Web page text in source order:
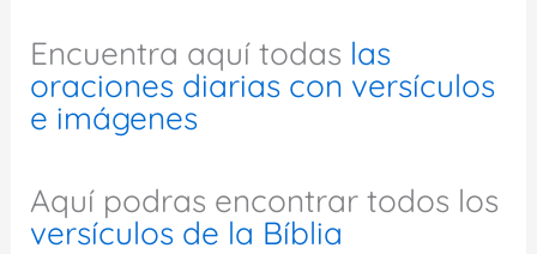
Encuentra aquí todas las
oraciones diarias con versículos
e imágenes
Aquí podras encontrar todos los
versículos de la Bíblia